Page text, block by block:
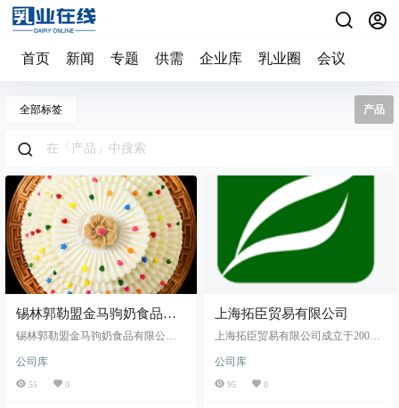
首页 新闻 专题 供需 企业库 乳业圈 会议
全部标签 产品
锡林郭勒盟金马驹奶食品有
限公司
锡林郭勒盟金马驹奶食品有限公司
相关奶产品生产、销售、营销为一
体化的综合性民营企业，生产奶豆
公司库
55 0
上海拓臣贸易有限公司
上海拓臣贸易有限公司成立于2002
应商，主要代理各种进口的天然食
品添加剂及原辅料产品，包括荷兰
公司库
95 0